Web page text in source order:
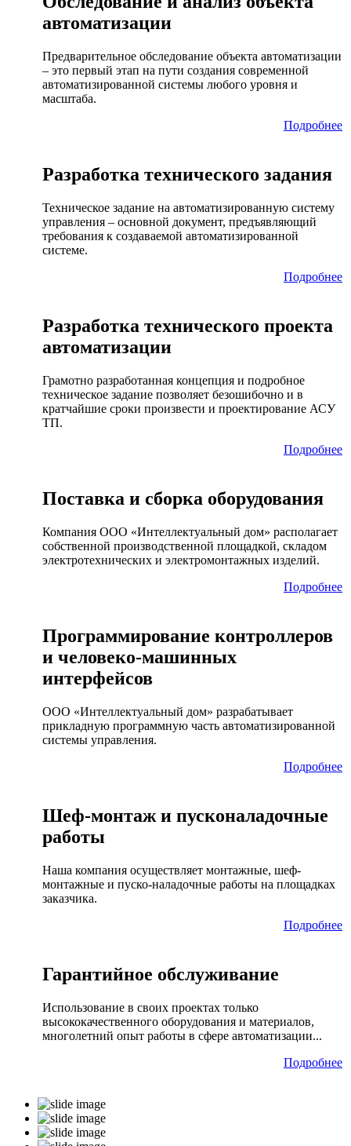
автоматизации
Предварительное обследование объекта автоматизации
– это первый этап на пути создания современной
автоматизированной системы любого уровня и
масштаба.
Подробнее
Разработка технического задания
Техническое задание на автоматизированную систему
управления – основной документ, предъявляющий
требования к создаваемой автоматизированной
системе.
Подробнее
Разработка технического проекта
автоматизации
Грамотно разработанная концепция и подробное
техническое задание позволяет безошибочно и в
кратчайшие сроки произвести и проектирование АСУ
ТП.
Подробнее
Поставка и сборка оборудования
Компания ООО «Интеллектуальный дом» располагает
собственной производственной площадкой, складом
электротехнических и электромонтажных изделий.
Подробнее
Программирование контроллеров
и человеко-машинных
интерфейсов
ООО «Интеллектуальный дом» разрабатывает
прикладную программную часть автоматизированной
системы управления.
Подробнее
Шеф-монтаж и пусконаладочные
работы
Наша компания осуществляет монтажные, шеф-
монтажные и пуско-наладочные работы на площадках
заказчика.
Подробнее
Гарантийное обслуживание
Использование в своих проектах только
высококачественного оборудования и материалов,
многолетний опыт работы в сфере автоматизации...
Подробнее